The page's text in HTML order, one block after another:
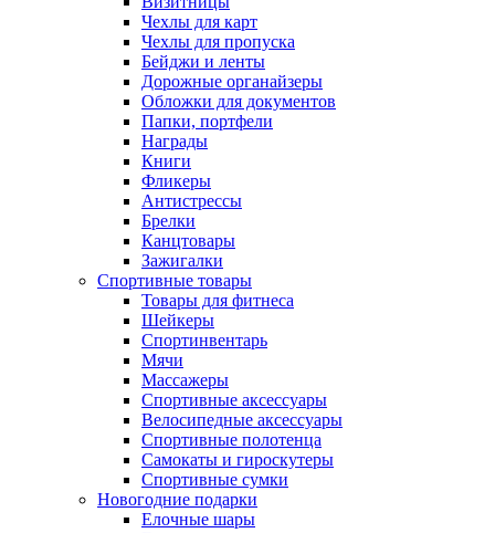
Чехлы для карт
Чехлы для пропуска
Бейджи и ленты
Дорожные органайзеры
Обложки для документов
Папки, портфели
Награды
Книги
Фликеры
Антистрессы
Брелки
Канцтовары
Зажигалки
Спортивные товары
Товары для фитнеса
Шейкеры
Спортинвентарь
Мячи
Массажеры
Спортивные аксессуары
Велосипедные аксессуары
Спортивные полотенца
Самокаты и гироскутеры
Спортивные сумки
Новогодние подарки
Елочные шары